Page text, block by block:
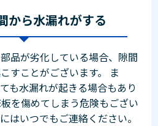
から水漏れがする
品が劣化している場合、隙間
すことがございます。 ま
も水漏れが起きる場合もあり
を傷めてしまう危険もござい
はいつでもご連絡ください。